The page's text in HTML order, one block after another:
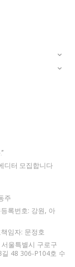
디터 모집합니다
주
록번호: 강원, 아
임자: 문정호
울특별시 구로구
길 48 306-P104호 수